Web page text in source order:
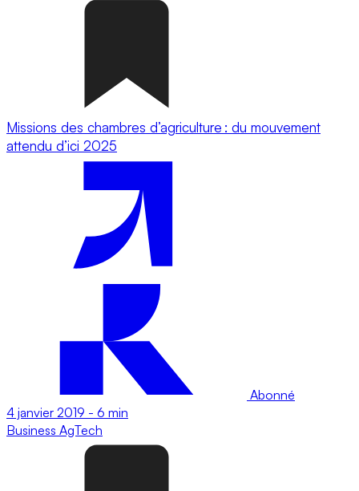
Missions des chambres d’agriculture : du mouvement
attendu d’ici 2025
Abonné
4 janvier 2019 - 6 min
Business AgTech